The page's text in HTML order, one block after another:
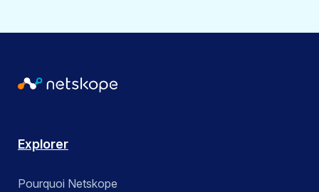
Explorer
Pourquoi Netskope